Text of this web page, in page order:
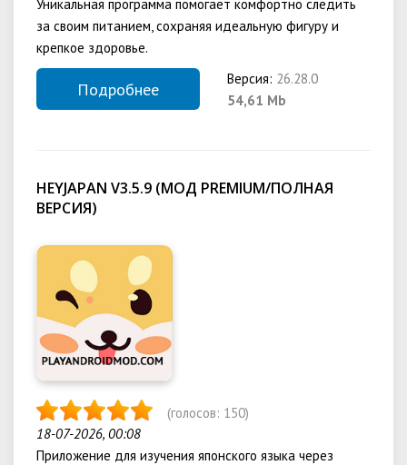
Уникальная программа помогает комфортно следить
за своим питанием, сохраняя идеальную фигуру и
крепкое здоровье.
Подробнее
Версия: 26.28.0
54,61 Mb
HEYJAPAN V3.5.9 (МОД PREMIUM/ПОЛНАЯ
ВЕРСИЯ)
(голосов: 150)
18-07-2026, 00:08
Приложение для изучения японского языка через